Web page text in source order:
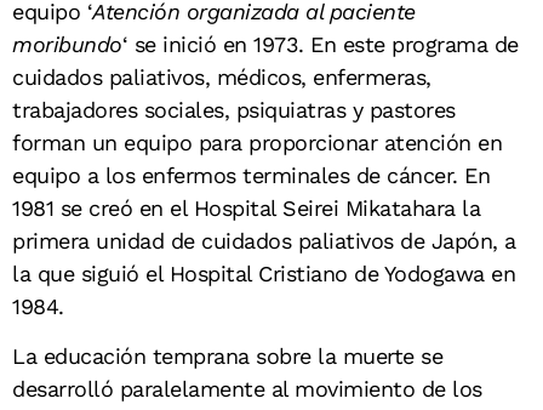
equipo ‘Atención organizada al paciente
moribundo‘ se inició en 1973. En este programa de
cuidados paliativos, médicos, enfermeras,
trabajadores sociales, psiquiatras y pastores
forman un equipo para proporcionar atención en
equipo a los enfermos terminales de cáncer. En
1981 se creó en el Hospital Seirei Mikatahara la
primera unidad de cuidados paliativos de Japón, a
la que siguió el Hospital Cristiano de Yodogawa en
1984.
La educación temprana sobre la muerte se
desarrolló paralelamente al movimiento de los